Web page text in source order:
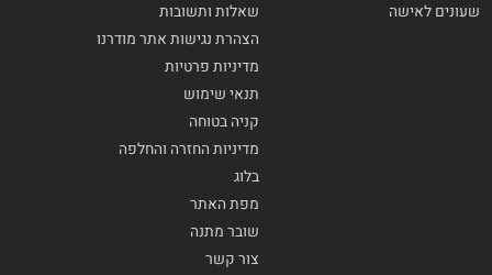
שעונים לאישה
שאלות ותשובות
הצהרת נגישות אתר מודרנו
מדיניות פרטיות
תנאי שימוש
קניה בטוחה
מדיניות החזרה והחלפה
בלוג
מפת האתר
שובר מתנה
צור קשר